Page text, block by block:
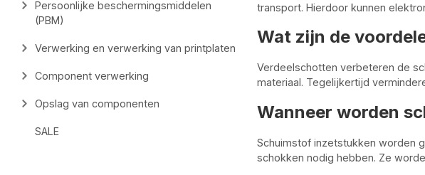
Persoonlijke beschermingsmiddelen
(PBM)
Verwerking en verwerking van printplaten
Component verwerking
Opslag van componenten
SALE
transport. Hierdoor kunnen
Wat zijn de
Verdeelschotten verbeteren de
materiaal. Tegelijkertijd
Wanneer worden
Schuimstof inzetstukken worden
schokken nodig hebben. Ze